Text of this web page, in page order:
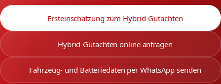
Ersteinschätzung zum Hybrid-Gutachten
Hybrid-Gutachten online anfragen
Fahrzeug- und Batteriedaten per WhatsApp senden